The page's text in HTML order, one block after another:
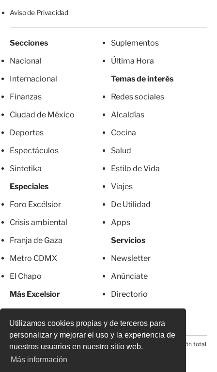
Utilizamos cookies propias y de terceros para
personalizar y mejorar el uso y la experiencia de
nuestros usuarios en nuestro sitio web.
Más información
Aviso de Privacidad
Secciones
Nacional
Internacional
Finanzas
Ciudad de México
Deportes
Espectáculos
Sintetika
Especiales
Foro Excélsior
Crisis ambiental
Franja de Gaza
Metro CDMX
El Chapo
Más Excelsior
Suplementos
Última Hora
Temas de interés
Redes sociales
Alcaldías
Cocina
Salud
Estilo de Vida
Viajes
De Utilidad
Apps
Servicios
Newsletter
Anúnciate
Directorio
© 2026 Todos los derechos reservados. Prohibida la reproducción total
o parcial, incluyendo cualquier medio electrónico*